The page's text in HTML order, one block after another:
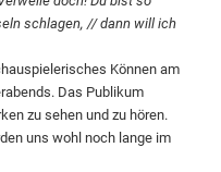
schlagen, // dann will ich
Können am
Das Publikum
zu sehen und zu hören.
uns wohl noch lange im